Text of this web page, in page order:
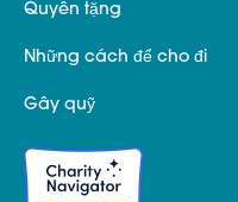
Quyên tặng
Những cách để cho đi
Gây quỹ